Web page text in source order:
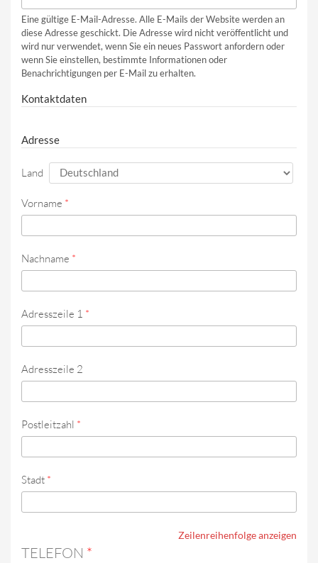
Eine gültige E-Mail-Adresse. Alle E-Mails der Website werden an
diese Adresse geschickt. Die Adresse wird nicht veröffentlicht und
wird nur verwendet, wenn Sie ein neues Passwort anfordern oder
wenn Sie einstellen, bestimmte Informationen oder
Benachrichtigungen per E-Mail zu erhalten.
Kontaktdaten
Adresse
Land
Vorname *
Nachname *
Adresszeile 1 *
Adresszeile 2
Postleitzahl *
Stadt *
Zeilenreihenfolge anzeigen
TELEFON *